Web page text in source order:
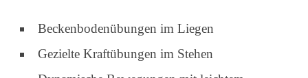
Beckenbodenübungen im Liegen
Gezielte Kraftübungen im Stehen